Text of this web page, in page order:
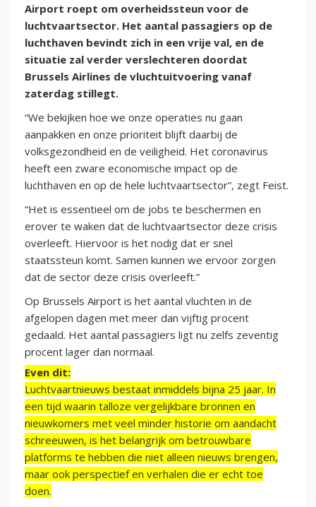
Airport roept om overheidssteun voor de
luchtvaartsector. Het aantal passagiers op de
luchthaven bevindt zich in een vrije val, en de
situatie zal verder verslechteren doordat
Brussels Airlines de vluchtuitvoering vanaf
zaterdag stillegt.
“We bekijken hoe we onze operaties nu gaan
aanpakken en onze prioriteit blijft daarbij de
volksgezondheid en de veiligheid. Het coronavirus
heeft een zware economische impact op de
luchthaven en op de hele luchtvaartsector”, zegt Feist.
“Het is essentieel om de jobs te beschermen en
erover te waken dat de luchtvaartsector deze crisis
overleeft. Hiervoor is het nodig dat er snel
staatssteun komt. Samen kunnen we ervoor zorgen
dat de sector deze crisis overleeft.”
Op Brussels Airport is het aantal vluchten in de
afgelopen dagen met meer dan vijftig procent
gedaald. Het aantal passagiers ligt nu zelfs zeventig
procent lager dan normaal.
Even dit:
Luchtvaartnieuws bestaat inmiddels bijna 25 jaar. In
een tijd waarin talloze vergelijkbare bronnen en
nieuwkomers met veel minder historie om aandacht
schreeuwen, is het belangrijk om betrouwbare
platforms te hebben die niet alleen nieuws brengen,
maar ook perspectief en verhalen die er echt toe
doen.